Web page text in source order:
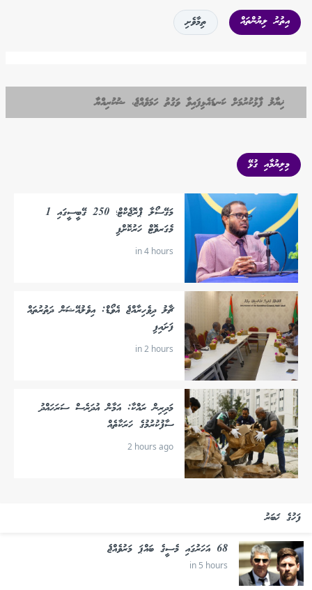
އިތުރު ލިޔުންތައް ތިމާވެށި
ޚިޔާލު ފާޅުކުރުމަށް ކަނޑައެޅިފައިވާ ވަގުތު ހަމަވެއްޖެ، ޝުކުރިއްޔާ
މިލިޔުމާއި ގުޅޭ
މަގޭސޯލާ ޕްރޮޖެކްޓް؛ 250 ގޭބީސީގައި 1
މެގަރވޮޓް ހަރުކޮށްފި
in 4 hours
ޗާލު ދިވެހިރާއްޖެ އެވޯޑް: އިވެލުއޭޝަން ދަތުރުތައް
ފަށައިފި
in 2 hours
މަދިރިން ރައްކާ: އަމާން އުދަރެސް ސަރަހައްދު
ސާފުކުރުމުގެ ހަރަކާތެއް
2 hours ago
ފަހުގެ ޚަބަރު
68 އަހަރުގައި މެސީގެ ބައްޕަ މަރުވެއްޖެ
in 5 hours